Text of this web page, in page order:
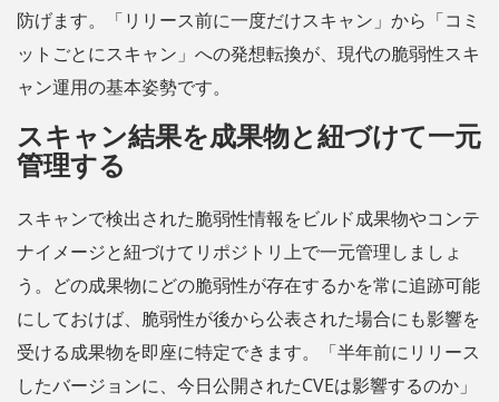
防げます。「リリース前に一度だけスキャン」から「コミ
ットごとにスキャン」への発想転換が、現代の脆弱性スキ
ャン運用の基本姿勢です。
スキャン結果を成果物と紐づけて一元
管理する
スキャンで検出された脆弱性情報をビルド成果物やコンテ
ナイメージと紐づけてリポジトリ上で一元管理しましょ
う。どの成果物にどの脆弱性が存在するかを常に追跡可能
にしておけば、脆弱性が後から公表された場合にも影響を
受ける成果物を即座に特定できます。「半年前にリリース
したバージョンに、今日公開されたCVEは影響するのか」